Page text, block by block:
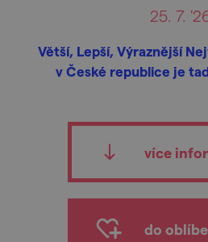
25. 7.
Větší, Lepší, Výraznější
v České republice je
více
do